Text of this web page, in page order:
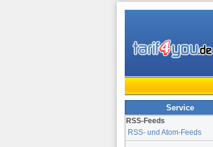
Service
RSS-Feeds
RSS- und Atom-Feeds